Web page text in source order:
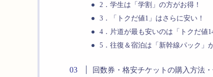
2．学生は「学割」の方がお得！
3．「トクだ値1」はさらに安い！
4．片道が最も安いのは「トクだ値
5．往復＆宿泊は「新幹線パック」
回数券・格安チケットの購入方法